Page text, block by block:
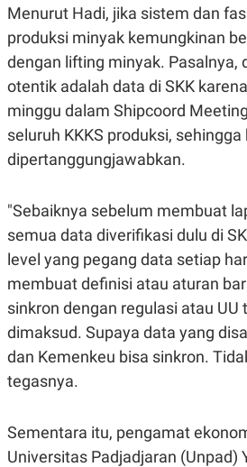
Menurut Hadi, jika sistem dan
produksi minyak kemungkinan
dengan lifting minyak. Pasalnya,
otentik adalah data di SKK
minggu dalam Shipcoord
seluruh KKKS produksi, sehingga
dipertanggungjawabkan.
"Sebaiknya sebelum membuat
semua data diverifikasi dulu di
level yang pegang data setiap
membuat definisi atau aturan
sinkron dengan regulasi atau UU
dimaksud. Supaya data yang
dan Kemenkeu bisa sinkron.
tegasnya.
Sementara itu, pengamat
Universitas Padjadjaran (Unpad)